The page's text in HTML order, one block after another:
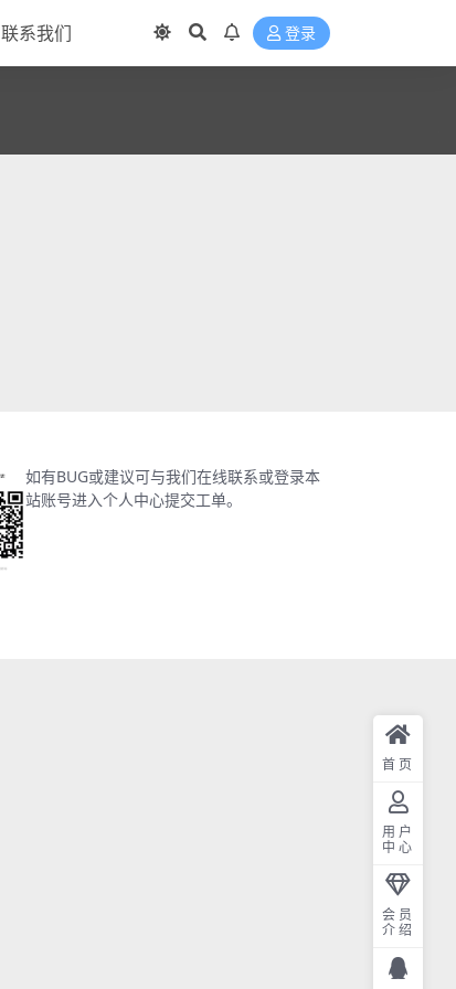
联系我们 登录
如有BUG或建议可与我们在线联系或登录本
站账号进入个人中心提交工单。
首页
用户
中心
会员
介绍